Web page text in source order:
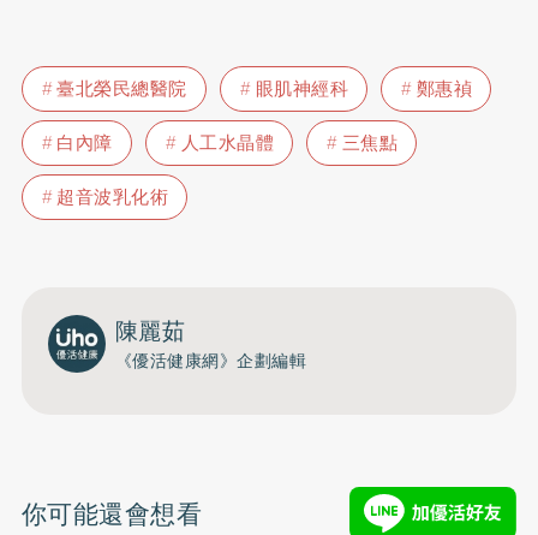
臺北榮民總醫院 眼肌神經科
鄭惠禎
白內障
人工水晶體
三焦點
超音波乳化術
陳麗茹
《優活健康網》企劃編輯
你可能還會想看